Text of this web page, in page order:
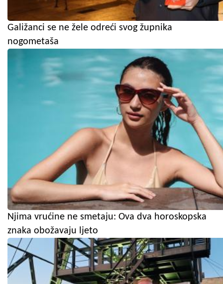
Galižanci se ne žele odreći svog župnika
nogometaša
Njima vrućine ne smetaju: Ova dva horoskopska
znaka obožavaju ljeto